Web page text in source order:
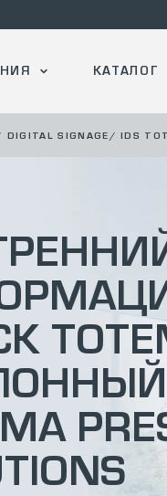
КАТАЛОГ
DIGITAL SIGNAGE / IDS